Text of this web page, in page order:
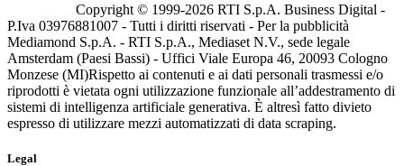
Copyright © 1999-2026 RTI S.p.A. Business Digital -
P.Iva 03976881007 - Tutti i diritti riservati - Per la pubblicità
Mediamond S.p.A. - RTI S.p.A., Mediaset N.V., sede legale
Amsterdam (Paesi Bassi) - Uffici Viale Europa 46, 20093 Cologno
Monzese (MI)Rispetto ai contenuti e ai dati personali trasmessi e/o
riprodotti è vietata ogni utilizzazione funzionale all’addestramento di
sistemi di intelligenza artificiale generativa. È altresì fatto divieto
espresso di utilizzare mezzi automatizzati di data scraping.
Legal